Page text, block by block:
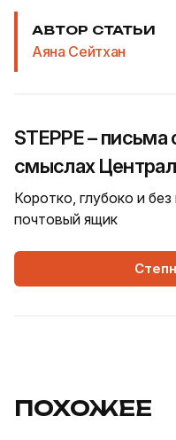
АВТОР СТАТЬИ
Аяна Сейтхан
STEPPE –
смыслах
Коротко, глубоко и
почтовый ящик
ПОХОЖЕЕ